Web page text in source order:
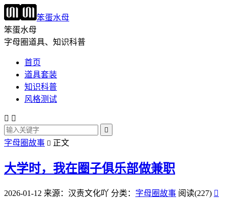
笨蛋水母
笨蛋水母
字母圈道具、知识科普
首页
道具套装
知识科普
风格测试
 

字母圈故事  正文
大学时，我在圈子俱乐部做兼职
2026-01-12 来源：汉责文化吖 分类： 字母圈故事 阅读(227) 